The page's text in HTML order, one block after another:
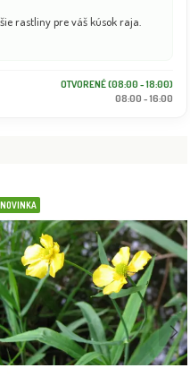
rastliny pre váš kúsok raja.
OTVORENÉ (08:00 - 18:00)
08:00 - 16:00
NOVINKA